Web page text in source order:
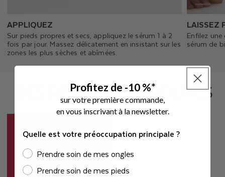
APPLIQUEZ
Sur pieds propres et secs, appliquez le sérum 1 à 2
fois par jour. Massez délicatement en insistant sur les
zones les plus sèches et abîmées.
LAISSEZ
Enfilez
sérum de
RÉSULTATSPROUVÉS
100%
Trouvent leur peau nourrie
pendant au moins 24 h*
Profitez de -10 %*
sur votre première commande,
en vous inscrivant à la newsletter.
Quelle est votre préoccupation principale ?
Prendre soin de mes ongles
Prendre soin de mes pieds